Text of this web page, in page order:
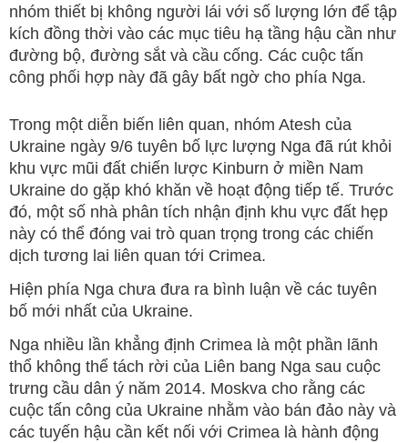
nhóm thiết bị không người lái với số lượng lớn để tập
kích đồng thời vào các mục tiêu hạ tầng hậu cần như
đường bộ, đường sắt và cầu cống. Các cuộc tấn
công phối hợp này đã gây bất ngờ cho phía Nga.
Trong một diễn biến liên quan, nhóm Atesh của
Ukraine ngày 9/6 tuyên bố lực lượng Nga đã rút khỏi
khu vực mũi đất chiến lược Kinburn ở miền Nam
Ukraine do gặp khó khăn về hoạt động tiếp tế. Trước
đó, một số nhà phân tích nhận định khu vực đất hẹp
này có thể đóng vai trò quan trọng trong các chiến
dịch tương lai liên quan tới Crimea.
Hiện phía Nga chưa đưa ra bình luận về các tuyên
bố mới nhất của Ukraine.
Nga nhiều lần khẳng định Crimea là một phần lãnh
thổ không thể tách rời của Liên bang Nga sau cuộc
trưng cầu dân ý năm 2014. Moskva cho rằng các
cuộc tấn công của Ukraine nhằm vào bán đảo này và
các tuyến hậu cần kết nối với Crimea là hành động